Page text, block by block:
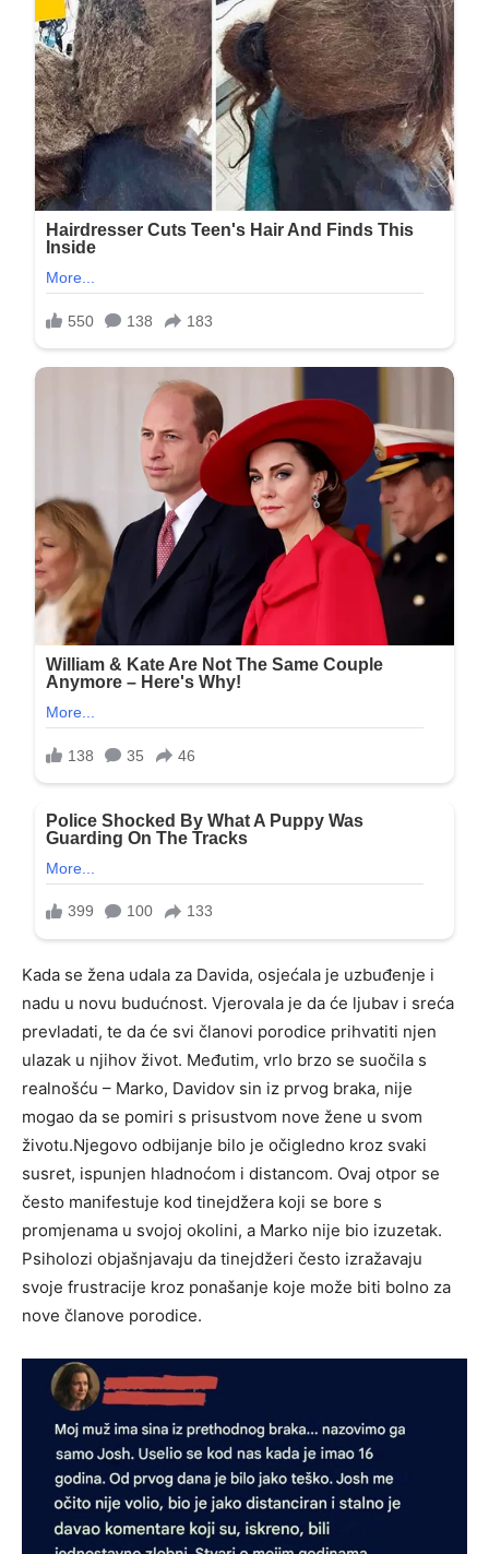
Kada se žena udala za Davida, osjećala je uzbuđenje i
nadu u novu budućnost. Vjerovala je da će ljubav i sreća
prevladati, te da će svi članovi porodice prihvatiti njen
ulazak u njihov život. Međutim, vrlo brzo se suočila s
realnošću – Marko, Davidov sin iz prvog braka, nije
mogao da se pomiri s prisustvom nove žene u svom
životu.Njegovo odbijanje bilo je očigledno kroz svaki
susret, ispunjen hladnoćom i distancom. Ovaj otpor se
često manifestuje kod tinejdžera koji se bore s
promjenama u svojoj okolini, a Marko nije bio izuzetak.
Psiholozi objašnjavaju da tinejdžeri često izražavaju
svoje frustracije kroz ponašanje koje može biti bolno za
nove članove porodice.